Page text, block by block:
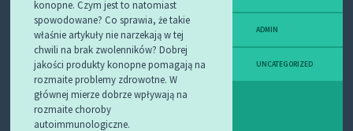
konopne. Czym jest to natomiast
spowodowane? Co sprawia, że takie
właśnie artykuły nie narzekają w tej
chwili na brak zwolenników? Dobrej
jakości produkty konopne pomagają na
rozmaite problemy zdrowotne. W
głównej mierze dobrze wpływają na
rozmaite choroby
autoimmunologiczne.
ADMIN
UNCATEGORIZED